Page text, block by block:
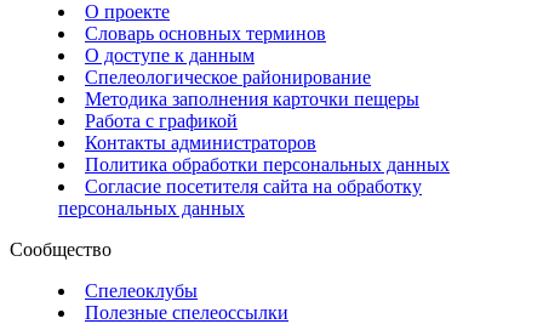
О проекте
Словарь основных терминов
О доступе к данным
Спелеологическое районирование
Методика заполнения карточки пещеры
Работа с графикой
Контакты администраторов
Политика обработки персональных данных
Согласие посетителя сайта на обработку
персональных данных
Сообщество
Спелеоклубы
Полезные спелеоссылки